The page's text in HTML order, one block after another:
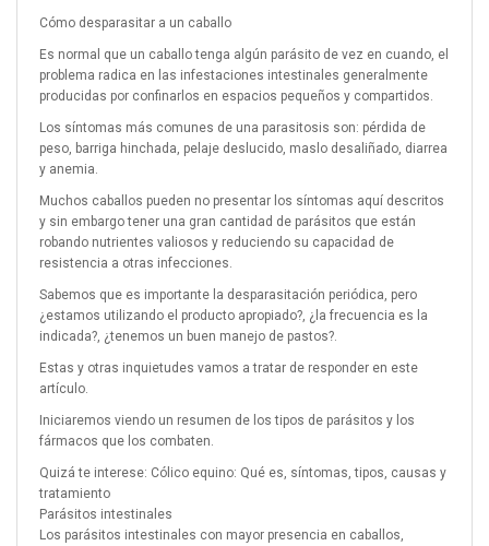
Cómo desparasitar a un caballo
Es normal que un caballo tenga algún parásito de vez en cuando, el
problema radica en las infestaciones intestinales generalmente
producidas por confinarlos en espacios pequeños y compartidos.
Los síntomas más comunes de una parasitosis son: pérdida de
peso, barriga hinchada, pelaje deslucido, maslo desaliñado, diarrea
y anemia.
Muchos caballos pueden no presentar los síntomas aquí descritos
y sin embargo tener una gran cantidad de parásitos que están
robando nutrientes valiosos y reduciendo su capacidad de
resistencia a otras infecciones.
Sabemos que es importante la desparasitación periódica, pero
¿estamos utilizando el producto apropiado?, ¿la frecuencia es la
indicada?, ¿tenemos un buen manejo de pastos?.
Estas y otras inquietudes vamos a tratar de responder en este
artículo.
Iniciaremos viendo un resumen de los tipos de parásitos y los
fármacos que los combaten.
Quizá te interese: Cólico equino: Qué es, síntomas, tipos, causas y
tratamiento
Parásitos intestinales
Los parásitos intestinales con mayor presencia en caballos,